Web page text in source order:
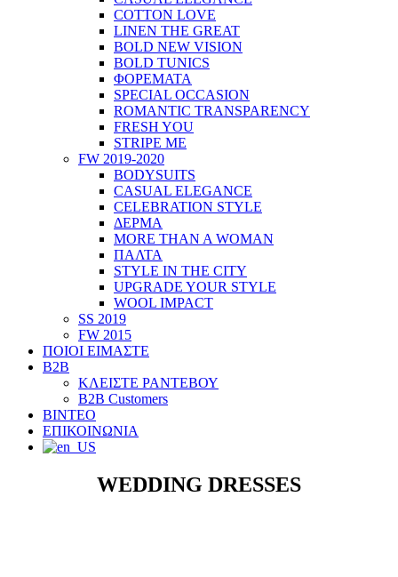
COTTON LOVE
LINEN THE GREAT
BOLD NEW VISION
BOLD TUNICS
ΦΟΡΕΜΑΤΑ
SPECIAL OCCASION
ROMANTIC TRANSPARENCY
FRESH YOU
STRIPE ME
FW 2019-2020
BODYSUITS
CASUAL ELEGANCE
CELEBRATION STYLE
ΔΕΡΜΑ
MORE THAN A WOMAN
ΠΑΛΤΑ
STYLE IN THE CITY
UPGRADE YOUR STYLE
WOOL IMPACT
SS 2019
FW 2015
ΠΟΙΟΙ ΕΙΜΑΣΤΕ
B2B
ΚΛΕΙΣΤΕ ΡΑΝΤΕΒΟΥ
B2B Customers
ΒΙΝΤΕΟ
ΕΠΙΚΟΙΝΩΝΙΑ
WEDDING DRESSES